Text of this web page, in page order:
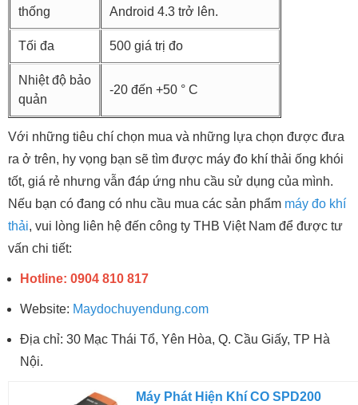
thống Android 4.3 trở lên.
Tối đa 500 giá trị đo
Nhiệt độ bảo
quản
-20 đến +50 ° C
Với những tiêu chí chọn mua và những lựa chọn được đưa
ra ở trên, hy vọng bạn sẽ tìm được máy đo khí thải ống khói
tốt, giá rẻ nhưng vẫn đáp ứng nhu cầu sử dụng của mình.
Nếu bạn có đang có nhu cầu mua các sản phẩm máy đo khí
thải, vui lòng liên hệ đến công ty THB Việt Nam để được tư
vấn chi tiết:
Hotline: 0904 810 817
Website: Maydochuyendung.com
Địa chỉ: 30 Mạc Thái Tổ, Yên Hòa, Q. Cầu Giấy, TP Hà
Nội.
Máy Phát Hiện Khí CO SPD200